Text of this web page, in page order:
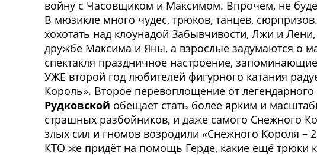
войну с Часовщиком и Максимом. Впрочем, не
В мюзикле много чудес, трюков, танцев,
хохотать над клоунадой Забывчивости, Лжи и
дружбе Максима и Яны, а взрослые задумаются о
спектакля праздничное настроение,
УЖЕ второй год любителей фигурного катания
Король». Второе перевоплощение от
Рудковской обещает стать более ярким и
страшных разбойников, и даже самого Снежного
злых сил и гномов возродили «Снежного Короля –
КТО же придёт на помощь Герде, какие ещё